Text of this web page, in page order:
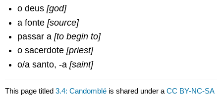
o deus[god]
a fonte[source]
passar a[to begin to]
o sacerdote[priest]
o/a santo, -a[saint]
This page titled3.4: Candomblé is shared under aCC BY-NC-SA